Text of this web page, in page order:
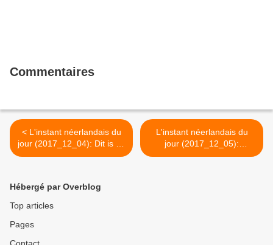
Commentaires
< L'instant néerlandais du
jour (2017_12_04): Dit is de
49ste week van het jaar
L'instant néerlandais du
jour (2017_12_05):
Vandaag wordt in
Hébergé par Overblog
Top articles
Pages